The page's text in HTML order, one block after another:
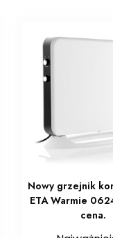
Nowy grzejnik
ETA Warmie
cena.